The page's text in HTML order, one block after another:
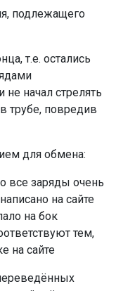
подлежащего
т.е. остались
не начал стрелять
трубе, повредив
для обмена:
все заряды очень
на сайте
на бок
тем,
на сайте